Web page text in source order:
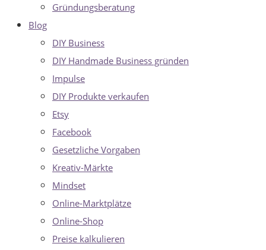
Gründungsberatung
Blog
DIY Business
DIY Handmade Business gründen
Impulse
DIY Produkte verkaufen
Etsy
Facebook
Gesetzliche Vorgaben
Kreativ-Märkte
Mindset
Online-Marktplätze
Online-Shop
Preise kalkulieren